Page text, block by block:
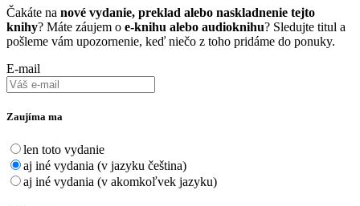
Čakáte na nové vydanie, preklad alebo naskladnenie tejto
knihy? Máte záujem o e-knihu alebo audioknihu? Sledujte titul a
pošleme vám upozornenie, keď niečo z toho pridáme do ponuky.
E-mail
Zaujíma ma
len toto vydanie
aj iné vydania (v jazyku čeština)
aj iné vydania (v akomkoľvek jazyku)